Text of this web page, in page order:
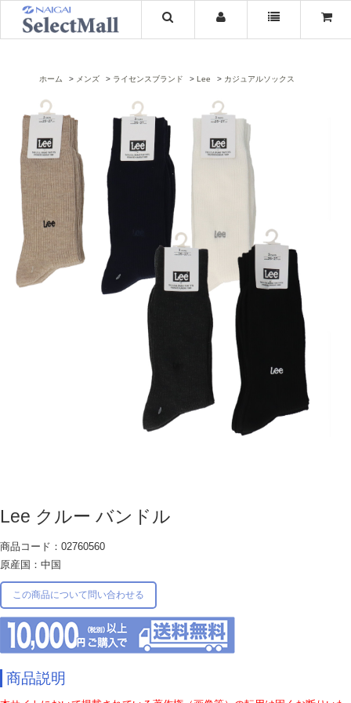
ホーム メンズ ライセンスブランド Lee カジュアルソックス
Lee クルー バンドル
商品コード：02760560
原産国：中国
この商品について問い合わせる
商品説明